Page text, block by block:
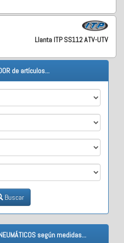
Llanta ITP SS112 ATV-UTV
de artículos...
Buscar
según medidas...